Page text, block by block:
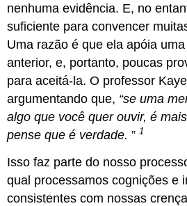
nenhuma evidência. E, no
suficiente para convencer
Uma razão é que ela apóia
anterior, e, portanto, poucas
para aceitá-la. O professor
argumentando que, “se uma
algo que você quer ouvir, é
pense que é verdade.”1
Isso faz parte do nosso
qual processamos cognições e
consistentes com nossas